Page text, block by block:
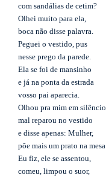
com sandálias de cetim?
Olhei muito para ela,
boca não disse palavra.
Peguei o vestido, pus
nesse prego da parede.
Ela se foi de mansinho
e já na ponta da estrada
vosso pai aparecia.
Olhou pra mim em silêncio,
mal reparou no vestido
e disse apenas: Mulher,
põe mais um prato na mesa.
Eu fiz, ele se assentou,
comeu, limpou o suor,